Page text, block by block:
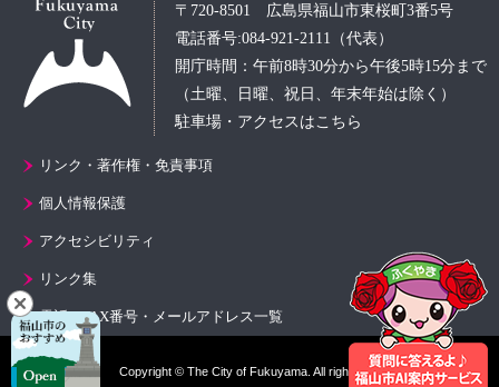
〒720-8501 広島県福山市東桜町3番5号
電話番号:084-921-2111（代表）
開庁時間：午前8時30分から午後5時15分まで
（土曜、日曜、祝日、年末年始は除く）
駐車場・アクセスはこちら
リンク・著作権・免責事項
個人情報保護
アクセシビリティ
リンク集
電話・FAX番号・メールアドレス一覧
Copyright © The City of Fukuyama. All rights reserved.